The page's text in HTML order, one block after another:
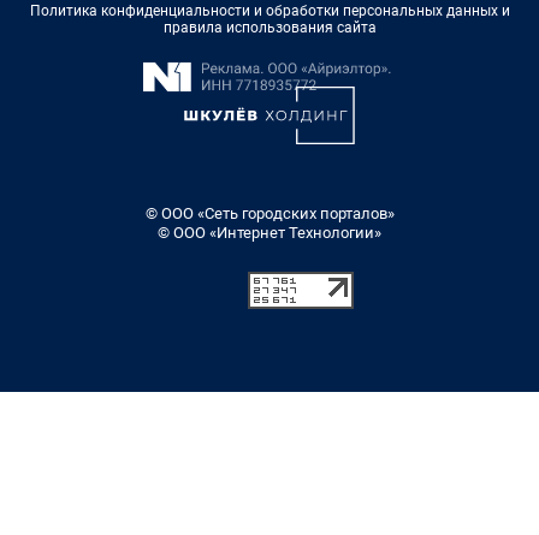
Политика конфиденциальности и обработки персональных данных и
правила использования сайта
© ООО «Сеть городских порталов»
© ООО «Интернет Технологии»